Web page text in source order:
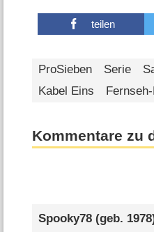
teilen
ProSieben Serie
Kabel Eins
Kommentare zu
Spooky78(geb.